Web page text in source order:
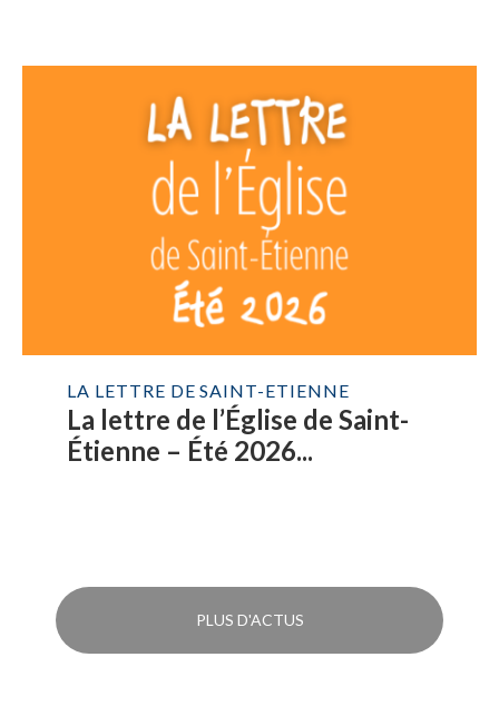
LA LETTRE DE SAINT-ETIENNE
La lettre de l’Église de Saint-
Étienne – Été 2026...
PLUS D'ACTUS